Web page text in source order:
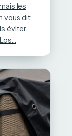
les
vous dit
éviter